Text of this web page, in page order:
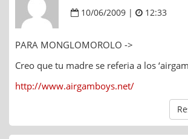
10/06/2009 | 12:33
PARA MONGLOMOROLO ->
Creo que tu madre se referia a los
http://www.airgamboys.net/